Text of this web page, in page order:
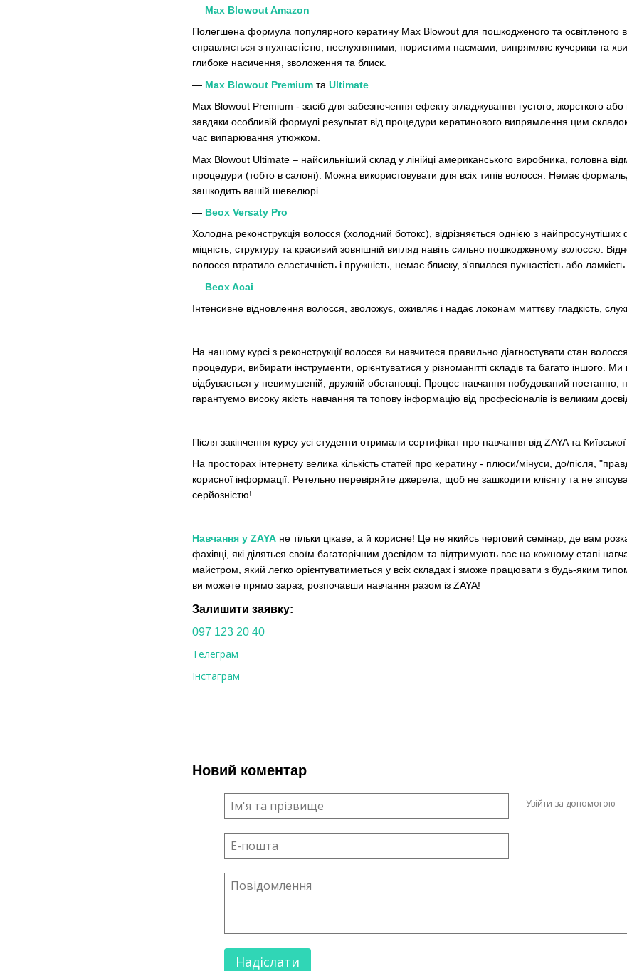
— Max Blowout Amazon
Полегшена формула популярного кератину Max Blowout для пошкодженого та освітленого
справляється з пухнастістю, неслухняними, пористими пасмами, випрямляє кучерики та
глибоке насичення, зволоження та блиск.
— Max Blowout Premium та Ultimate
Max Blowout Premium - засіб для забезпечення ефекту згладжування густого, жорсткого або
завдяки особливій формулі результат від процедури кератинового випрямлення цим
час випарювання утюжком.
Max Blowout Ultimate – найсильніший склад у лінійці американського виробника, головна
процедури (тобто в салоні). Можна використовувати для всіх типів волосся. Немає
зашкодить вашій шевелюрі.
— Beox Versaty Pro
Холодна реконструкція волосся (холодний ботокс), відрізняється однією з
міцність, структуру та красивий зовнішній вигляд навіть сильно пошкодженому волоссю.
волосся втратило еластичність і пружність, немає блиску, з'явилася пухнастість або ламкість.
— Beox Acai
Інтенсивне відновлення волосся, зволожує, оживляє і надає локонам миттєву гладкість,
На нашому курсі з реконструкції волосся ви навчитеся правильно діагностувати стан
процедури, вибирати інструменти, орієнтуватися у різноманітті складів та багато
відбувається у невимушеній, дружній обстановці. Процес навчання побудований поетапно,
гарантуємо високу якість навчання та топову інформацію від професіоналів із великим
Після закінчення курсу усі студенти отримали сертифікат про навчання від ZAYA та
На просторах інтернету велика кількість статей про кератину - плюси/мінуси, до/після, "
корисної інформації. Ретельно перевіряйте джерела, щоб не зашкодити клієнту та не
серйозністю!
Навчання у ZAYA не тільки цікаве, а й корисне! Це не якийсь черговий семінар, де вам
фахівці, які діляться своїм багаторічним досвідом та підтримують вас на кожному етапі
майстром, який легко орієнтуватиметься у всіх складах і зможе працювати з будь-яким
ви можете прямо зараз , розпочавши навчання разом із ZAYA!
Залишити заявку:
097 123 20 40
Телеграм
Інстаграм
Новий коментар
Увійти за допомогою
Надіслати